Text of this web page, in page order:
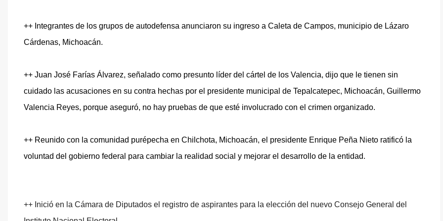
++ Integrantes de los grupos de autodefensa anunciaron su ingreso a Caleta de Campos, municipio de Lázaro
Cárdenas, Michoacán.
++ Juan José Farías Álvarez, señalado como presunto líder del cártel de los Valencia, dijo que le tienen sin
cuidado las acusaciones en su contra hechas por el presidente municipal de Tepalcatepec, Michoacán, Guillermo
Valencia Reyes, porque aseguró, no hay pruebas de que esté involucrado con el crimen organizado.
++ Reunido con la comunidad purépecha en Chilchota, Michoacán, el presidente Enrique Peña Nieto ratificó la
voluntad del gobierno federal para cambiar la realidad social y mejorar el desarrollo de la entidad.
++ Inició en la Cámara de Diputados el registro de aspirantes para la elección del nuevo Consejo General del